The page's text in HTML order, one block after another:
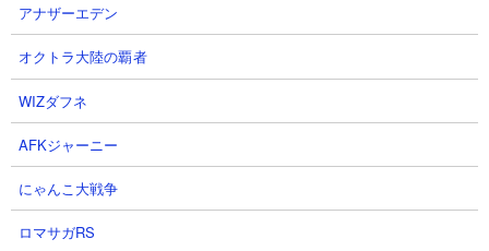
目次：
● ネコブリンキーCCの基本情報
● ネコブリンキーCCの使い勝手
１．エイリアンに強みを発揮できる安価量産壁役
２．序盤攻略にはありがたい存在
３．中級者以上でもエイリアンオンリーステージでは使いどころ
アリ
● ネコブリンキーCCにキャッツアイを使う優先度は？
● ネコブリンキーCCが被ったときはプラス値？それともNP？
アナザーエデン
オクトラ大陸の覇者
WIZダフネ
AFKジャーニー
にゃんこ大戦争
ロマサガRS